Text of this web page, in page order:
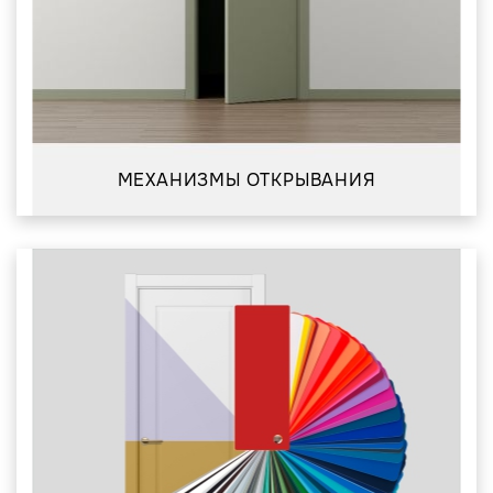
МЕХАНИЗМЫ ОТКРЫВАНИЯ